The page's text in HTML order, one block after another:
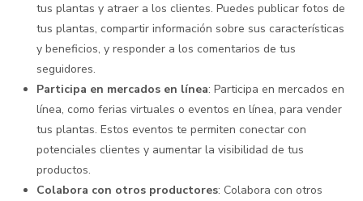
tus plantas y atraer a los clientes. Puedes publicar fotos de
tus plantas, compartir información sobre sus características
y beneficios, y responder a los comentarios de tus
seguidores.
Participa en mercados en línea: Participa en mercados en
línea, como ferias virtuales o eventos en línea, para vender
tus plantas. Estos eventos te permiten conectar con
potenciales clientes y aumentar la visibilidad de tus
productos.
Colabora con otros productores: Colabora con otros